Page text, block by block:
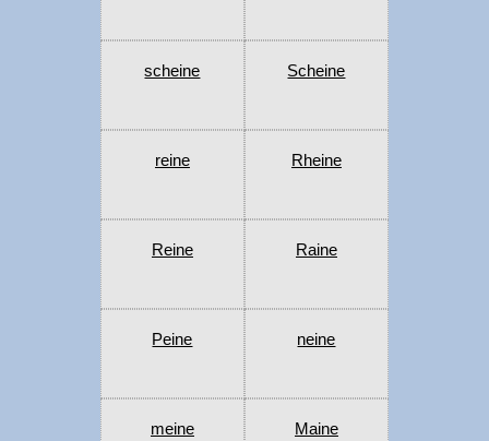
scheine Scheine
reine Rheine
Reine Raine
Peine neine
meine Maine